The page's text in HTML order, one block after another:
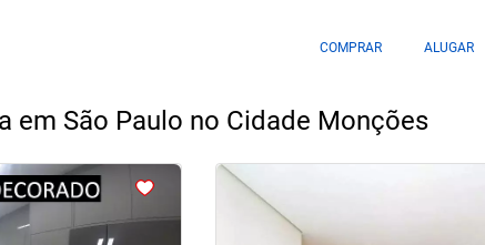
COMPRAR ALUGAR
em São Paulo no Cidade Monções
<<<